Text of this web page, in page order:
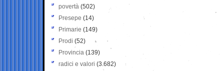
povertà (502)
Presepe (14)
Primarie (149)
Prodi (52)
Provincia (139)
radici e valori (3.682)